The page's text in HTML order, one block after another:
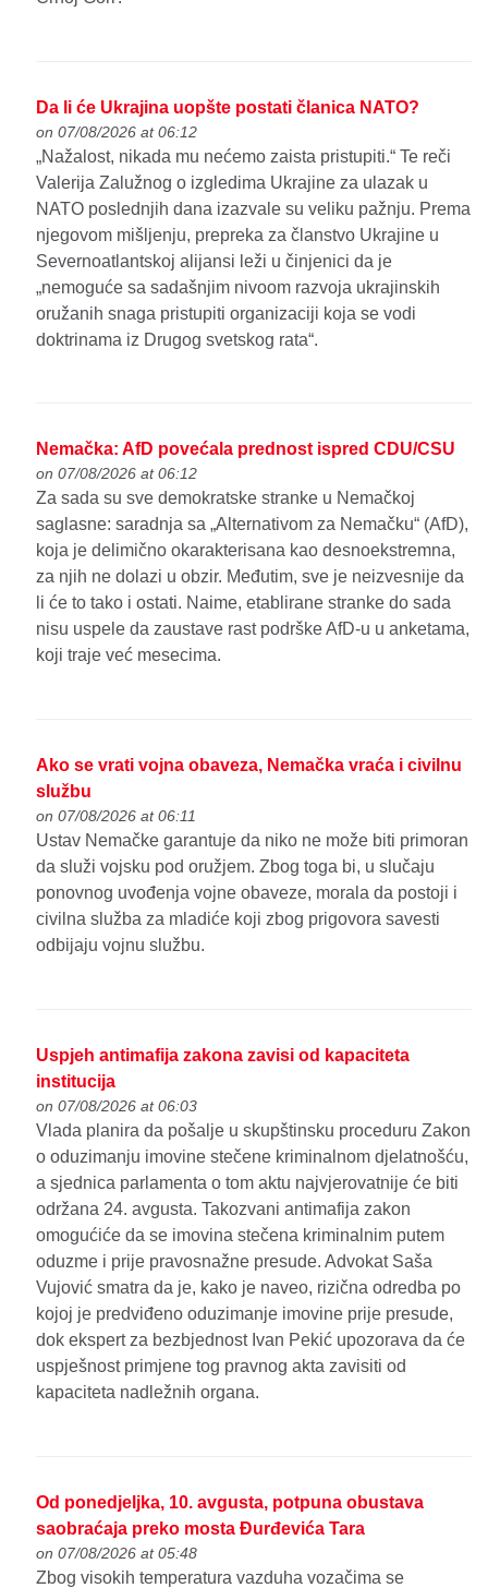
Da li će Ukrajina uopšte postati članica NATO?
on 07/08/2026 at 06:12
„Nažalost, nikada mu nećemo zaista pristupiti.“ Te reči
Valerija Zalužnog o izgledima Ukrajine za ulazak u
NATO poslednjih dana izazvale su veliku pažnju. Prema
njegovom mišljenju, prepreka za članstvo Ukrajine u
Severnoatlantskoj alijansi leži u činjenici da je
„nemoguće sa sadašnjim nivoom razvoja ukrajinskih
oružanih snaga pristupiti organizaciji koja se vodi
doktrinama iz Drugog svetskog rata“.
Nemačka: AfD povećala prednost ispred CDU/CSU
on 07/08/2026 at 06:12
Za sada su sve demokratske stranke u Nemačkoj
saglasne: saradnja sa „Alternativom za Nemačku“ (AfD),
koja je delimično okarakterisana kao desnoekstremna,
za njih ne dolazi u obzir. Međutim, sve je neizvesnije da
li će to tako i ostati. Naime, etablirane stranke do sada
nisu uspele da zaustave rast podrške AfD-u u anketama,
koji traje već mesecima.
Ako se vrati vojna obaveza, Nemačka vraća i civilnu
službu
on 07/08/2026 at 06:11
Ustav Nemačke garantuje da niko ne može biti primoran
da služi vojsku pod oružjem. Zbog toga bi, u slučaju
ponovnog uvođenja vojne obaveze, morala da postoji i
civilna služba za mladiće koji zbog prigovora savesti
odbijaju vojnu službu.
Uspjeh antimafija zakona zavisi od kapaciteta
institucija
on 07/08/2026 at 06:03
Vlada planira da pošalje u skupštinsku proceduru Zakon
o oduzimanju imovine stečene kriminalnom djelatnošću,
a sjednica parlamenta o tom aktu najvjerovatnije će biti
održana 24. avgusta. Takozvani antimafija zakon
omogućiće da se imovina stečena kriminalnim putem
oduzme i prije pravosnažne presude. Advokat Saša
Vujović smatra da je, kako je naveo, rizična odredba po
kojoj je predviđeno oduzimanje imovine prije presude,
dok ekspert za bezbjednost Ivan Pekić upozorava da će
uspješnost primjene tog pravnog akta zavisiti od
kapaciteta nadležnih organa.
Od ponedjeljka, 10. avgusta, potpuna obustava
saobraćaja preko mosta Đurđevića Tara
on 07/08/2026 at 05:48
Zbog visokih temperatura vazduha vozačima se